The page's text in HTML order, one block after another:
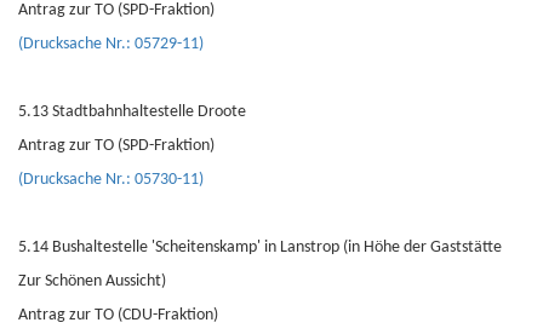
Antrag zur TO (SPD-Fraktion)
(Drucksache Nr.: 05729-11)
5.13 Stadtbahnhaltestelle Droote
Antrag zur TO (SPD-Fraktion)
(Drucksache Nr.: 05730-11)
5.14 Bushaltestelle 'Scheitenskamp' in Lanstrop (in Höhe der Gaststätte
Zur Schönen Aussicht)
Antrag zur TO (CDU-Fraktion)